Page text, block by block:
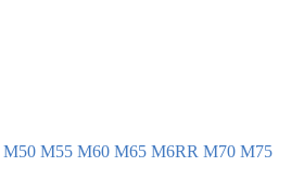
М50 М55 М60 М65 М6RR М70 М75